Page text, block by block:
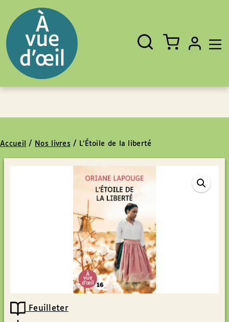
Fermer
Rechercher
un
livre,
un
auteur,
un
EAN
Accueil / Nos livres / L’Étoile de la liberté
Feuilleter